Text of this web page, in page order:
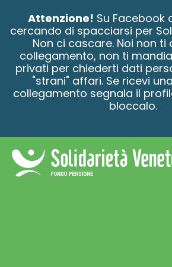
Attenzione! Su Facebook
cercando di spacciarsi per
Non ci cascare. Noi non ti
collegamento, non ti
privati per chiederti dati
"strani" affari. Se ricevi
collegamento segnala il
bloccalo.